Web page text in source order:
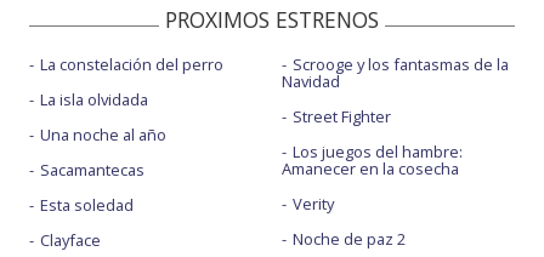
PROXIMOS ESTRENOS
La constelación del perro
La isla olvidada
Una noche al año
Sacamantecas
Esta soledad
Clayface
Scrooge y los fantasmas de la
Navidad
Street Fighter
Los juegos del hambre:
Amanecer en la cosecha
Verity
Noche de paz 2